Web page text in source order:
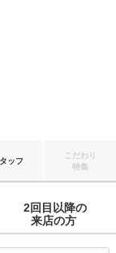
ッフ
こだわり
特集
2回目以降の
来店の方